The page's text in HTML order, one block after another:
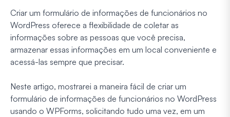
Criar um formulário de informações de funcionários no
WordPress oferece a flexibilidade de coletar as
informações sobre as pessoas que você precisa,
armazenar essas informações em um local conveniente e
acessá-las sempre que precisar.
Neste artigo, mostrarei a maneira fácil de criar um
formulário de informações de funcionários no WordPress
usando o WPForms, solicitando tudo uma vez, em um